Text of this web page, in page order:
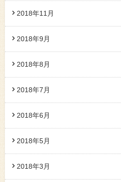
2018年11月
2018年9月
2018年8月
2018年7月
2018年6月
2018年5月
2018年3月